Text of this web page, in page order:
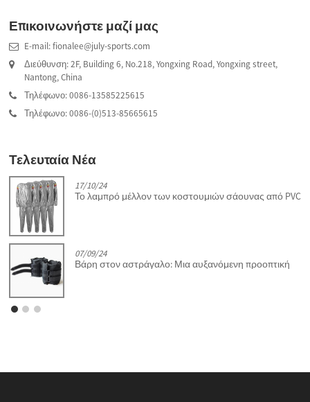
Επικοινωνήστε μαζί μας
E-mail: fionalee@july-sports.com
Διεύθυνση: 2F, Building 6, No.218, Yongxing Road, Yongxing street,
Nantong, China
Τηλέφωνο: 0086-13585225615
Τηλέφωνο: 0086-(0)513-85665615
Τελευταία Νέα
17/10/24
Το λαμπρό μέλλον των κοστουμιών σάουνας από PVC
07/09/24
Βάρη στον αστράγαλο: Μια αυξανόμενη προοπτική